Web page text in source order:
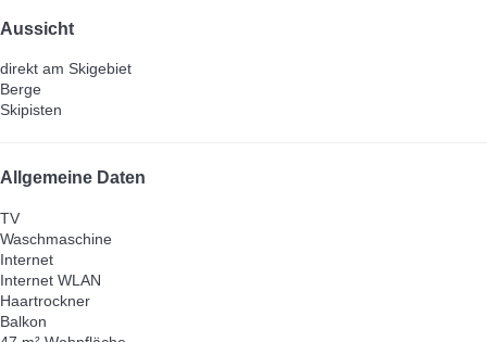
Aussicht
direkt am Skigebiet
Berge
Skipisten
Allgemeine Daten
TV
Waschmaschine
Internet
Internet WLAN
Haartrockner
Balkon